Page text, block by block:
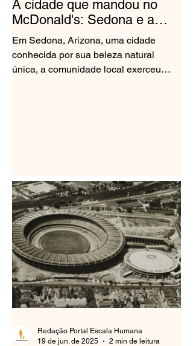
A cidade que mandou no
McDonald's: Sedona e a
harmonia visual
Em Sedona, Arizona, uma cidade
conhecida por sua beleza natural
única, a comunidade local exerceu
Redação Portal Escala Humana
19 de jun. de 2025
2 min de leitura